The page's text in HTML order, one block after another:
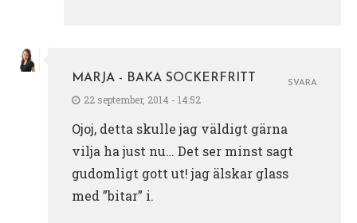
MARJA - BAKA SOCKERFRITT
22 september, 2014 - 14:52
Ojoj, detta skulle jag väldigt gärna
vilja ha just nu… Det ser minst sagt
gudomligt gott ut! jag älskar glass
med ”bitar” i.
SVARA